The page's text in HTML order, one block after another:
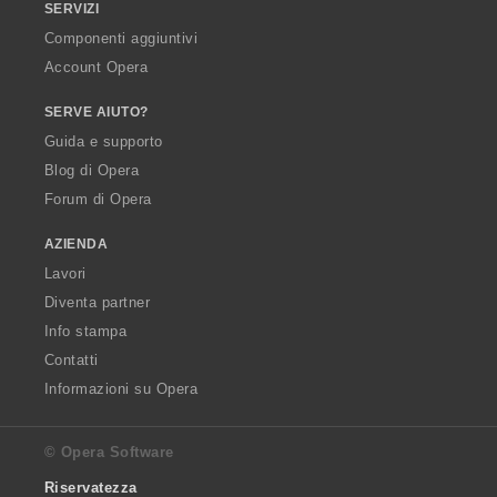
SERVIZI
Componenti aggiuntivi
Account Opera
SERVE AIUTO?
Guida e supporto
Blog di Opera
Forum di Opera
AZIENDA
Lavori
Diventa partner
Info stampa
Contatti
Informazioni su Opera
© Opera Software
Riservatezza